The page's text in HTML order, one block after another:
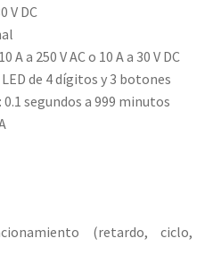
V DC
a 250 V AC o 10 A a 30 V DC
de 4 dígitos y 3 botones
segundos a 999 minutos
(retardo, ciclo,